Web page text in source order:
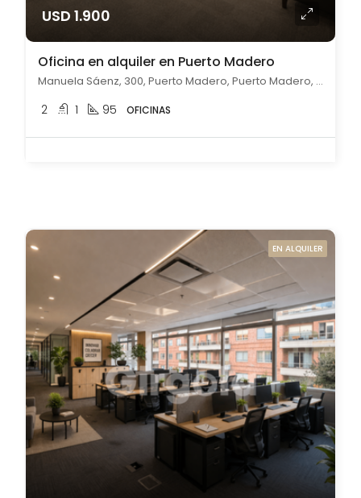
USD 1.900
Oficina en alquiler en Puerto Madero
Manuela Sáenz, 300, Puerto Madero, Puerto Madero, Capital Federal
2 1 95 OFICINAS
EN ALQUILER